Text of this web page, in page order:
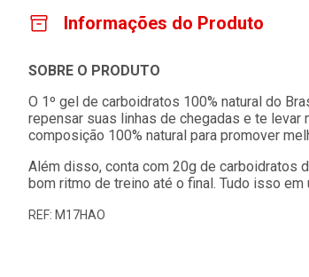
Informações do Produto
SOBRE O PRODUTO
O 1º gel de carboidratos 100% natural do
repensar suas linhas de chegadas e te levar
composição 100% natural para promover
Além disso, conta com 20g de carboidratos
bom ritmo de treino até o final. Tudo isso
REF: M17HAO